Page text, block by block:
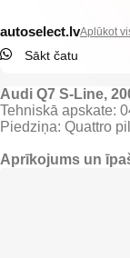
autoselect.lvAplūkot
Sākt čatu
Audi Q7 S-Line,
Tehniskā apskate:
Piedziņa: Quattro
Aprīkojums un
Tumšs pusādas
El. atverams/